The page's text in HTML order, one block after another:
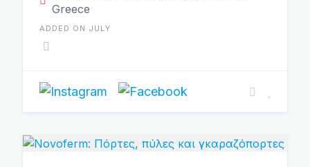
Greece
ADDED ON JULY